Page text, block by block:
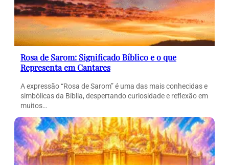
Rosa de Sarom: Significado Bíblico e o que
Representa em Cantares
A expressão “Rosa de Sarom” é uma das mais conhecidas e
simbólicas da Bíblia, despertando curiosidade e reflexão em
muitos…